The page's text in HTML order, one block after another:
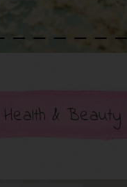
Health & Beauty